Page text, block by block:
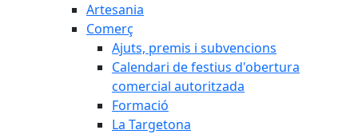
Artesania
Comerç
Ajuts, premis i subvencions
Calendari de festius d'obertura
comercial autoritzada
Formació
La Targetona